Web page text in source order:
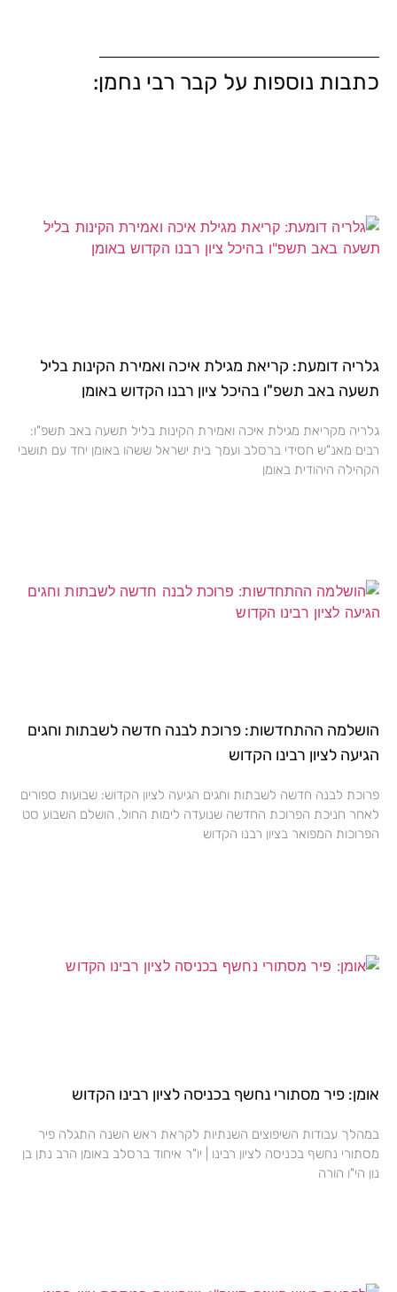
כתבות נוספות על קבר רבי נחמן:
גלריה דומעת: קריאת מגילת איכה ואמירת הקינות בליל
תשעה באב תשפ"ו בהיכל ציון רבנו הקדוש באומן
גלריה מקריאת מגילת איכה ואמירת הקינות בליל תשעה באב תשפ"ו:
רבים מאנ"ש חסידי ברסלב ועמך בית ישראל ששהו באומן יחד עם תושבי
הקהילה היהודית באומן
הושלמה ההתחדשות: פרוכת לבנה חדשה לשבתות וחגים
הגיעה לציון רבינו הקדוש
פרוכת לבנה חדשה לשבתות וחגים הגיעה לציון הקדוש: שבועות ספורים
לאחר חניכת הפרוכת החדשה שנועדה לימות החול, הושלם השבוע סט
הפרוכות המפואר בציון רבנו הקדוש
אומן: פיר מסתורי נחשף בכניסה לציון רבינו הקדוש
במהלך עבודות השיפוצים השנתיות לקראת ראש השנה התגלה פיר
מסתורי נחשף בכניסה לציון רבינו | יו"ר איחוד ברסלב באומן הרב נתן בן
נון הי"ו הורה